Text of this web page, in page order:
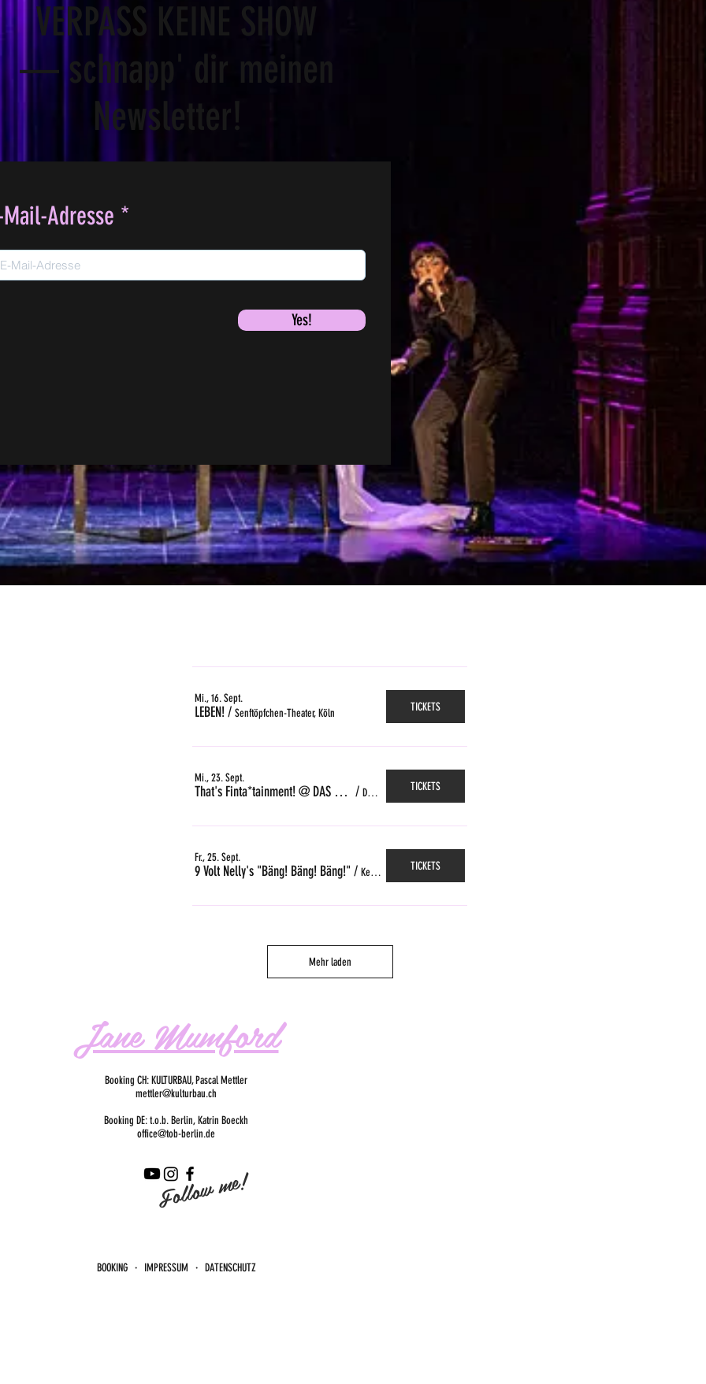
VERPASS KEINE SHOW
— schnapp' dir meinen
Newsletter!
Mail-Adresse
Yes!
Mi., 16. Sept.
LEBEN!/ Senftöpfchen-Theater, Köln TICKETS
Mi., 23. Sept.
That's Finta*tainment! @ DAS GLEIS, Zürich / Das Gleis, Zürich TICKETS
Fr., 25. Sept.
9 Volt Nelly's "Bäng! Bäng! Bäng!" / Kellerpoche, Fribourg TICKETS
Mehr laden
Jane Mumford
Booking CH: KULTURBAU, Pascal Mettler
mettler@kulturbau.ch
Booking DE: t.o.b. Berlin, Katrin Boeckh
office@tob-berlin.de
Follow me!
BOOKING · IMPRESSUM · DATENSCHUTZ